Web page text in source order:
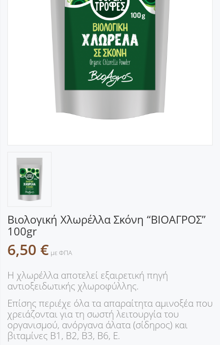
Βιολογική Χλωρέλλα Σκόνη “ΒΙΟΑΓΡΟΣ”
100gr
6,50 € με ΦΠΑ
Η χλωρέλλα αποτελεί εξαιρετική πηγή
αντιοξειδωτικής χλωροφύλλης.
Επίσης περιέχε όλα τα απαραίτητα αμινοξέα που
χρειάζονται για τη σωστή λειτουργία του
οργανισμού, ανόργανα άλατα (σίδηρος) και
βιταμίνες Β1, Β2, Β3, Β6, Ε.